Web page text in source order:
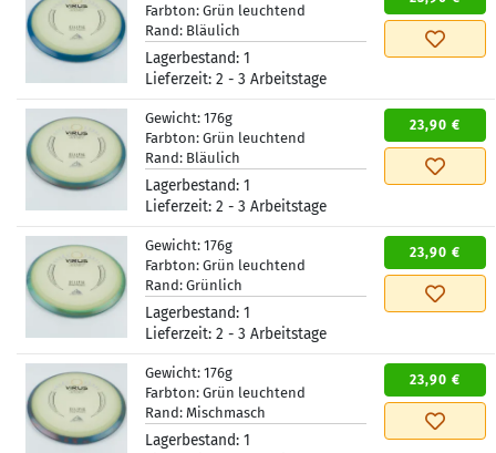
Farbton: Grün leuchtend
Rand: Bläulich
Lagerbestand: 1
Lieferzeit: 2 - 3 Arbeitstage
Gewicht: 176g
Farbton: Grün leuchtend
Rand: Bläulich
Lagerbestand: 1
Lieferzeit: 2 - 3 Arbeitstage
23,90 €
Gewicht: 176g
Farbton: Grün leuchtend
Rand: Grünlich
Lagerbestand: 1
Lieferzeit: 2 - 3 Arbeitstage
23,90 €
Gewicht: 176g
Farbton: Grün leuchtend
Rand: Mischmasch
Lagerbestand: 1
23,90 €